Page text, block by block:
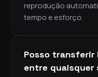
reprodução
tempo e esforço.
Posso
entre quaisquer